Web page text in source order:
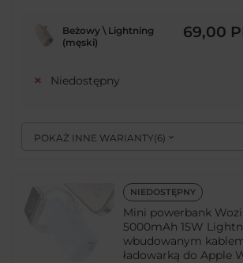
POKAŻ INNE WARIANTY(6)
Beżowy \ Lightning
(męski)
69,00
Niedostępny
NIEDOSTĘPNY
Mini powerbank
5000mAh 15W
wbudowanym
ładowarką do Apple